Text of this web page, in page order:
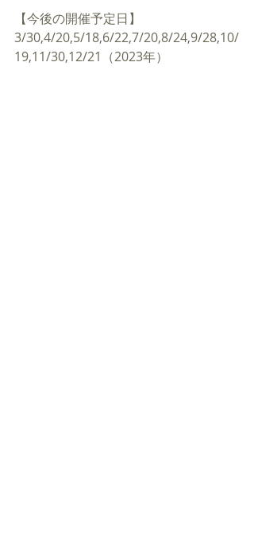
【今後の開催予定日】
3/30,4/20,5/18,6/22,7/20,8/24,9/28,10/
19,11/30,12/21（2023年）